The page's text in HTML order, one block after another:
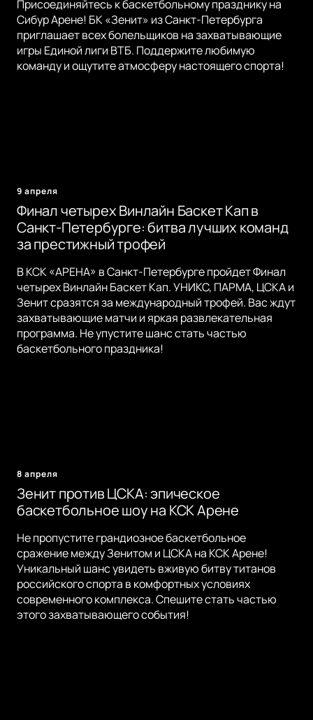
Присоединяйтесь к баскетбольному празднику на
Сибур Арене! БК «Зенит» из Санкт-Петербурга
приглашает всех болельщиков на захватывающие
игры Единой лиги ВТБ. Поддержите любимую
команду и ощутите атмосферу настоящего спорта!
9 апреля
Финал четырех Винлайн Баскет Кап в
Санкт-Петербурге: битва лучших команд
за престижный трофей
В КСК «АРЕНА» в Санкт-Петербурге пройдет Финал
четырех Винлайн Баскет Кап. УНИКС, ПАРМА, ЦСКА и
Зенит сразятся за международный трофей. Вас ждут
захватывающие матчи и яркая развлекательная
программа. Не упустите шанс стать частью
баскетбольного праздника!
8 апреля
Зенит против ЦСКА: эпическое
баскетбольное шоу на КСК Арене
Не пропустите грандиозное баскетбольное
сражение между Зенитом и ЦСКА на КСК Арене!
Уникальный шанс увидеть вживую битву титанов
российского спорта в комфортных условиях
современного комплекса. Спешите стать частью
этого захватывающего события!